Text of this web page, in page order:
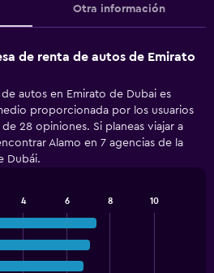
Otra información
de renta de autos de Emirato
autos en Emirato de Dubai es
proporcionada por los usuarios
28 opiniones. Si planeas viajar a
Alamo en 7 agencias de la
Dubái.
4 6 8 10